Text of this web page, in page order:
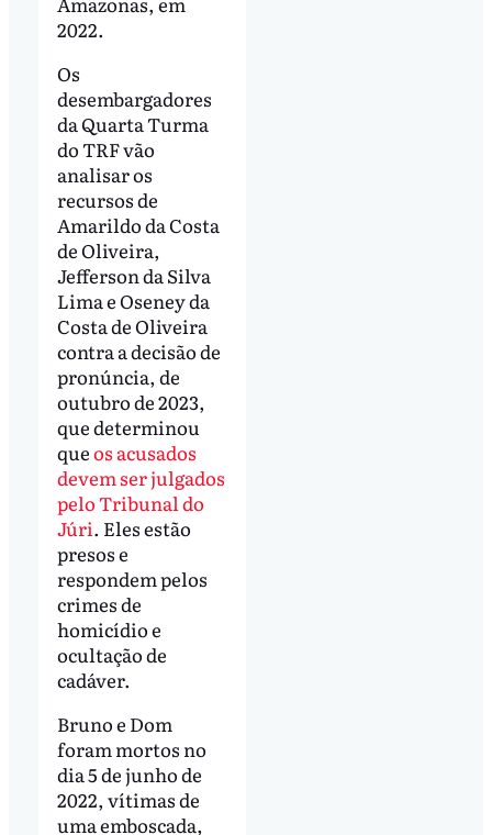
2022.
Os
desembargadores
da Quarta Turma
do TRF vão
analisar os
recursos de
Amarildo da Costa
de Oliveira,
Jefferson da Silva
Lima e Oseney da
Costa de Oliveira
contra a decisão de
pronúncia, de
outubro de 2023,
que determinou
queos acusados
devem ser julgados
pelo Tribunal do
Júri. Eles estão
presos e
respondem pelos
crimes de
homicídio e
ocultação de
cadáver.
Bruno e Dom
foram mortos no
dia 5 de junho de
2022, vítimas de
uma emboscada,